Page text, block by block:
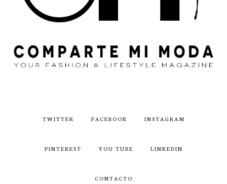
TWITTER FACEBOOK INSTAGRAM
PINTEREST YOU TUBE LINKEDIN
CONTACTO